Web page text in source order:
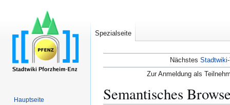
Nächstes
Zur Anmeldung als
Semantisches
Spezialseite
Hauptseite